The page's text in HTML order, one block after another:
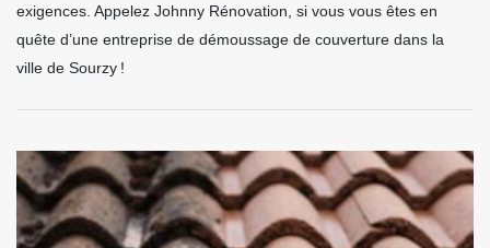
exigences. Appelez Johnny Rénovation, si vous vous êtes en
quête d’une entreprise de démoussage de couverture dans la
ville de Sourzy !